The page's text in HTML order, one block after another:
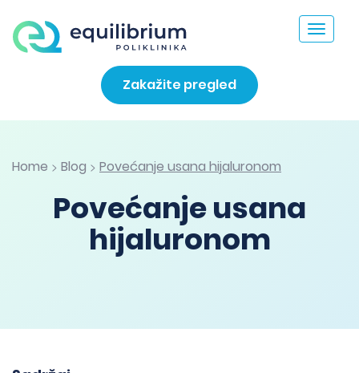
Toggle
Zakažite pregled
Home > Blog > Povećanje usana hijaluronom
Povećanje usana
hijaluronom